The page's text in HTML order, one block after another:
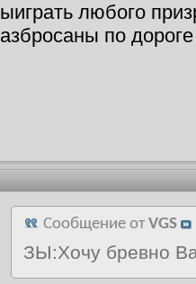
любого
по дороге
Сообщение от VGS
ЗЫ:Хочу бревно